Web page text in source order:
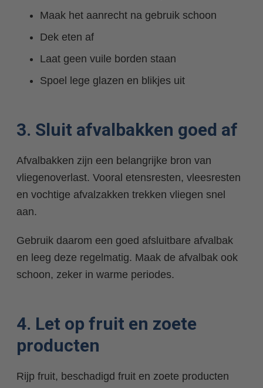
Maak het aanrecht na gebruik schoon
Dek eten af
Laat geen vuile borden staan
Spoel lege glazen en blikjes uit
3. Sluit afvalbakken goed af
Afvalbakken zijn een belangrijke bron van
vliegenoverlast. Vooral etensresten, vleesresten
en vochtige afvalzakken trekken vliegen snel
aan.
Gebruik daarom een goed afsluitbare afvalbak
en leeg deze regelmatig. Maak de afvalbak ook
schoon, zeker in warme periodes.
4. Let op fruit en zoete
producten
Rijp fruit, beschadigd fruit en zoete producten